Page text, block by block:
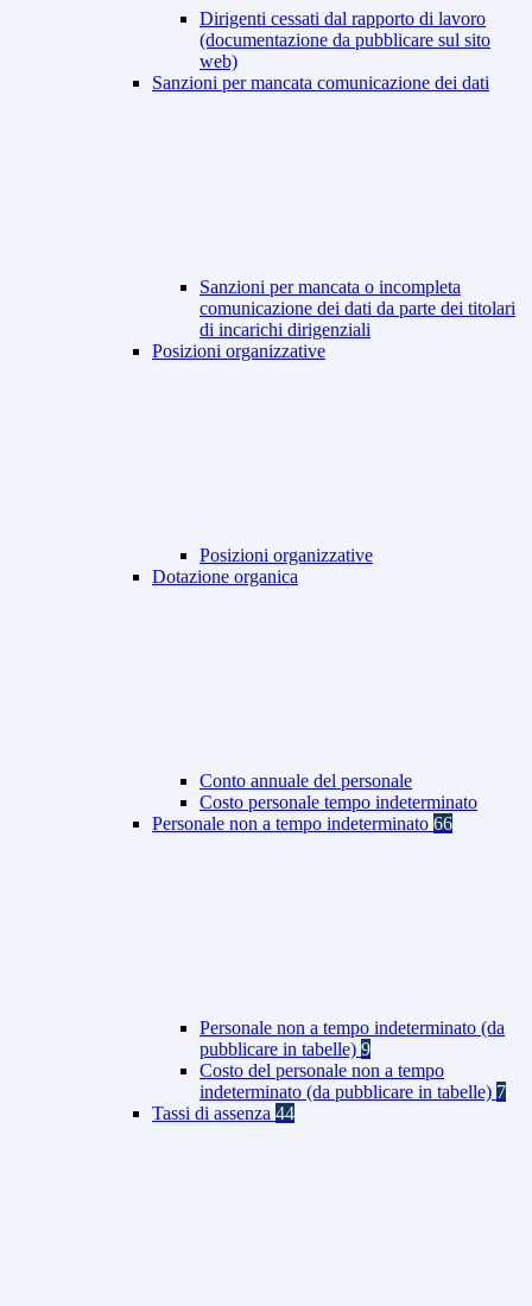
Dirigenti cessati dal rapporto di lavoro
(documentazione da pubblicare sul sito
web)
Sanzioni per mancata comunicazione dei dati
Sanzioni per mancata o incompleta
comunicazione dei dati da parte dei titolari
di incarichi dirigenziali
Posizioni organizzative
Posizioni organizzative
Dotazione organica
Conto annuale del personale
Costo personale tempo indeterminato
Personale non a tempo indeterminato 66
Personale non a tempo indeterminato (da
pubblicare in tabelle) 9
Costo del personale non a tempo
indeterminato (da pubblicare in tabelle) 7
Tassi di assenza 44